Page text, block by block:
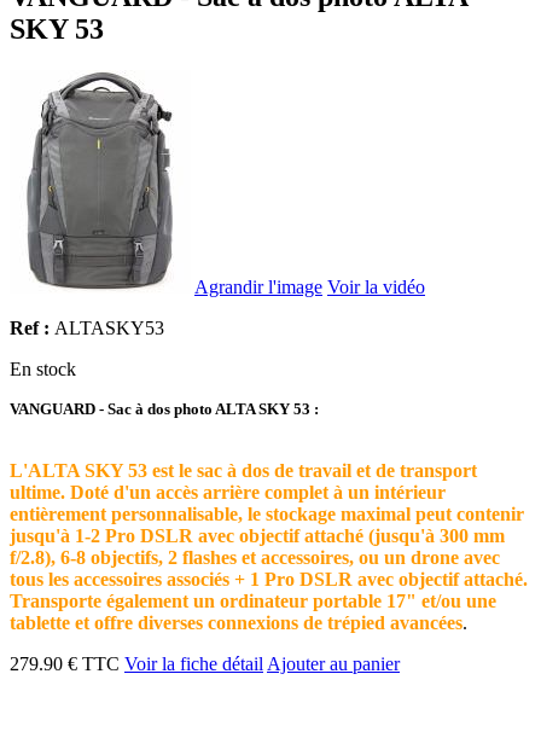
SKY 53
Agrandir l'image Voir la vidéo
Ref : ALTASKY53
En stock
VANGUARD - Sac à dos photo ALTA SKY 53 :
L'ALTA SKY 53 est le sac à dos de travail et de transport
ultime. Doté d'un accès arrière complet à un intérieur
entièrement personnalisable, le stockage maximal peut contenir
jusqu'à 1-2 Pro DSLR avec objectif attaché (jusqu'à 300 mm
f/2.8), 6-8 objectifs, 2 flashes et accessoires, ou un drone avec
tous les accessoires associés + 1 Pro DSLR avec objectif attaché.
Transporte également un ordinateur portable 17" et/ou une
tablette et offre diverses connexions de trépied avancées.
279.90 € TTC Voir la fiche détail Ajouter au panier